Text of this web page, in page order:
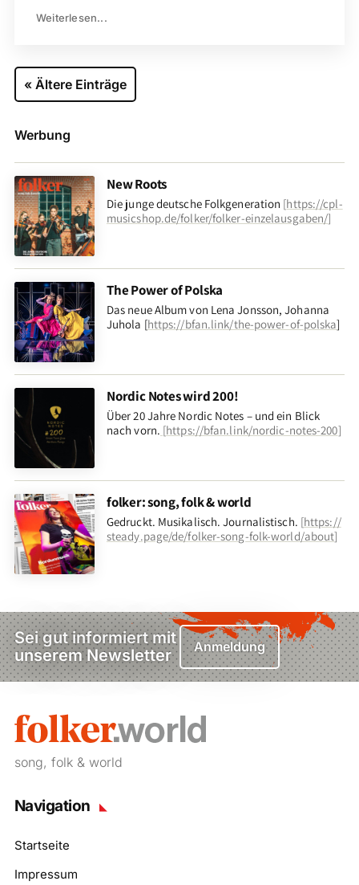
Weiterlesen...
« Ältere Einträge
Werbung
New Roots
Die junge deutsche Folkgeneration [https://cpl-
musicshop.de/folker/folker-einzelausgaben/]
The Power of Polska
Das neue Album von Lena Jonsson, Johanna
Juhola [https://bfan.link/the-power-of-polska]
Nordic Notes wird 200!
Über 20 Jahre Nordic Notes – und ein Blick
nach vorn. [https://bfan.link/nordic-notes-200]
folker: song, folk & world
Gedruckt. Musikalisch. Journalistisch. [https://
steady.page/de/folker-song-folk-world/about]
Sei gut informiert mit
unserem Newsletter
Anmeldung
song, folk & world
Navigation
Startseite
Impressum